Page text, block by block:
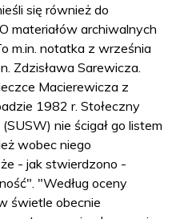
się również do
materiałów archiwalnych
m.in. notatka z września
Zdzisława Sarewicza.
Macierewicza z
1982 r. Stołeczny
nie ścigał go listem
wobec niego
- jak stwierdzono -
"Według oceny
świetle obecnie